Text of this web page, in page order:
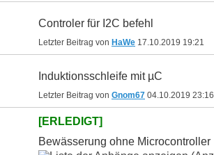
Controler für I2C befehl
Letzter Beitrag von HaWe 17.10.2019 19:21
Induktionsschleife mit µC
Letzter Beitrag von Gnom67 04.10.2019 23:16
[ERLEDIGT]
Bewässerung ohne Microcontroller